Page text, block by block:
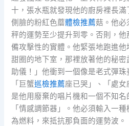
十，張水瓶就發現他的廚房裡長
側臉的粉紅色蘑體檢推薦菇。他必
秤的運勢至少提升到零。否則，
備攻擊性的實體。他緊張地跑進
甜圈的地下室，那裡放著他的秘
助儀！」他衝到一個像是老式彈
「巨蟹巡檢推薦座已哭」、「處
是他用廢棄的唱片機和一個不知
「情感調節器」。他必須輸入一
為燃料，來抵抗那負面的運勢波。